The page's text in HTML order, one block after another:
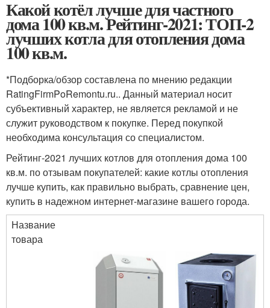
Какой котёл лучше для частного
дома 100 кв.м. Рейтинг-2021: ТОП-2
лучших котла для отопления дома
100 кв.м.
*Подборка/обзор составлена по мнению редакции
RatingFirmPoRemontu.ru.. Данный материал носит
субъективный характер, не является рекламой и не
служит руководством к покупке. Перед покупкой
необходима консультация со специалистом.
Рейтинг-2021 лучших котлов для отопления дома 100
кв.м. по отзывам покупателей: какие котлы отопления
лучше купить, как правильно выбрать, сравнение цен,
купить в надежном интернет-магазине вашего города.
Название
товара